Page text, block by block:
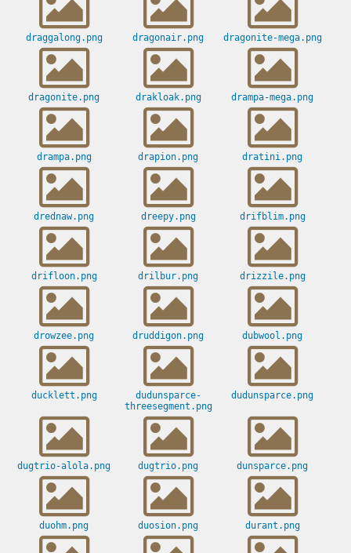
draggalong.png dragonair.png dragonite-mega.png
dragonite.png drakloak.png drampa-mega.png
drampa.png drapion.png dratini.png
drednaw.png dreepy.png drifblim.png
drifloon.png drilbur.png drizzile.png
drowzee.png druddigon.png dubwool.png
ducklett.png
dudunsparce-
threesegment.png
dudunsparce.png
dugtrio-alola.png dugtrio.png dunsparce.png
duohm.png duosion.png durant.png